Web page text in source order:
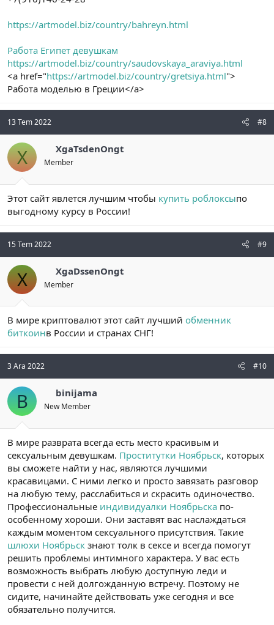
https://artmodel.biz/country/bahreyn.html
Работа Египет девушкам
https://artmodel.biz/country/saudovskaya_araviya.html
<a href="https://artmodel.biz/country/gretsiya.html">
Работа моделью в Греции</a>
13 Tem 2022 #8
X XgaTsdenOngt
Member
Этот сайт явлется лучшим чтобы купить роблоксыпо
выгодному курсу в России!
15 Tem 2022 #9
X XgaDssenOngt
Member
В мире криптовалют этот сайт лучший обменник
биткоинв России и странах СНГ!
3 Ara 2022 #10
B binijama
New Member
В мире разврата всегда есть место красивым и
сексуальным девушкам. Проститутки Ноябрьск, которых
вы сможете найти у нас, являются лучшими
красавицами. С ними легко и просто завязать разговор
на любую тему, расслабиться и скрасить одиночество.
Профессиональные индивидуалки Ноябрьска по-
особенному хороши. Они заставят вас наслаждаться
каждым моментом сексуального присутствия. Такие
шлюхи Ноябрьск знают толк в сексе и всегда помогут
решить проблемы интимного характера. У вас есть
возможность выбрать любую доступную леди и
провести с ней долгожданную встречу. Поэтому не
сидите, начинайте действовать уже сегодня и все
обязательно получится.